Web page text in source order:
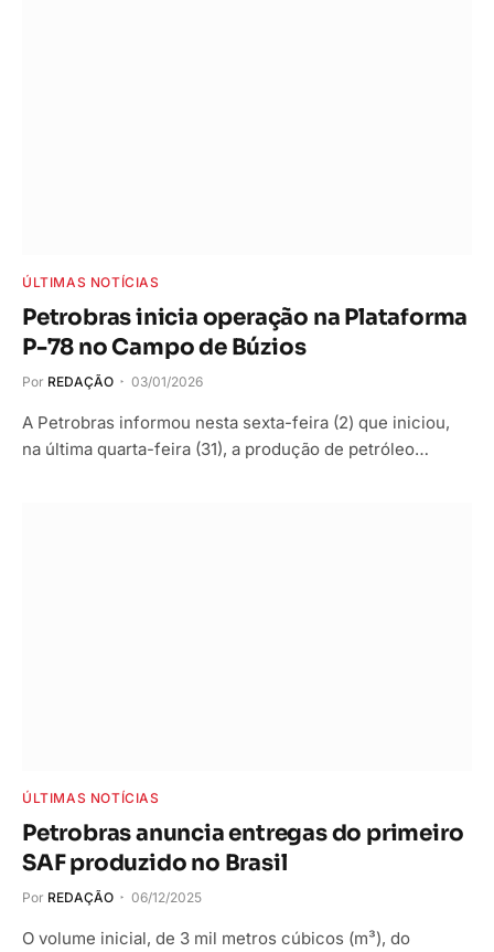
ÚLTIMAS NOTÍCIAS
Petrobras inicia operação na Plataforma
P-78 no Campo de Búzios
Por REDAÇÃO 03/01/2026
A Petrobras informou nesta sexta-feira (2) que iniciou,
na última quarta-feira (31), a produção de petróleo…
ÚLTIMAS NOTÍCIAS
Petrobras anuncia entregas do primeiro
SAF produzido no Brasil
Por REDAÇÃO 06/12/2025
O volume inicial, de 3 mil metros cúbicos (m³), do